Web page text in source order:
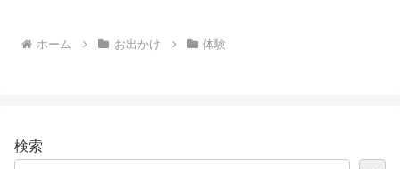
ホーム お出かけ 体験
検索